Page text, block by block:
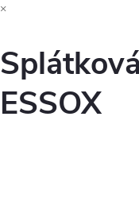
×
ESSOX